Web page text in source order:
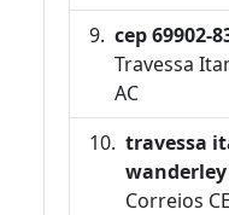
cep 69902-
Travessa
AC
travessa
Correios